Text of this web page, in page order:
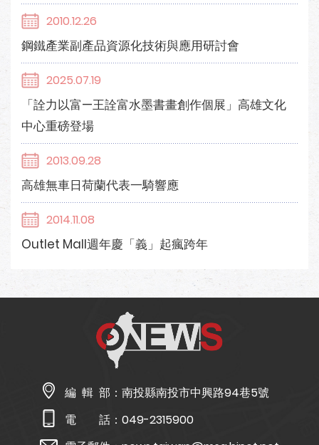
2010.12.26
鋼鐵產業副產品資源化技術與應用研討會
2025.07.19
「詮力以富—王詮富水墨書畫創作個展」高雄文化
中心重磅登場
2013.09.28
高雄無車日荷蘭代表一騎響應
2014.11.08
Outlet Mall週年慶「義」起瘋跨年
編 輯 部： 南投縣南投市中興路94巷5號
電 話： 049-2315900